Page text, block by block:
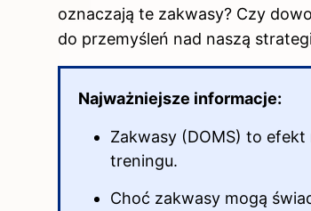
oznaczają te zakwasy? Czy
do przemyśleń nad naszą
Najważniejsze informacje:
Zakwasy (DOMS) to
treningu.
Choć zakwasy mogą